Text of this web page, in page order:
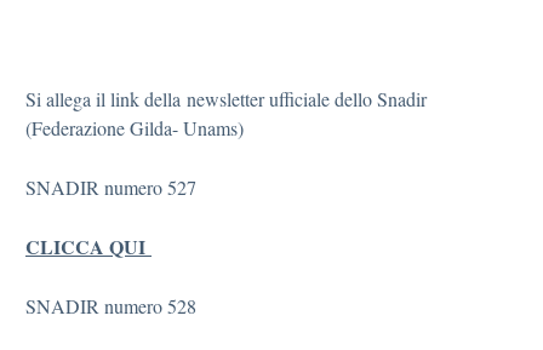
Si allega il link della newsletter uﬃciale dello Snadir
(Federazione Gilda- Unams)
SNADIR numero 527
CLICCA QUI
SNADIR numero 528